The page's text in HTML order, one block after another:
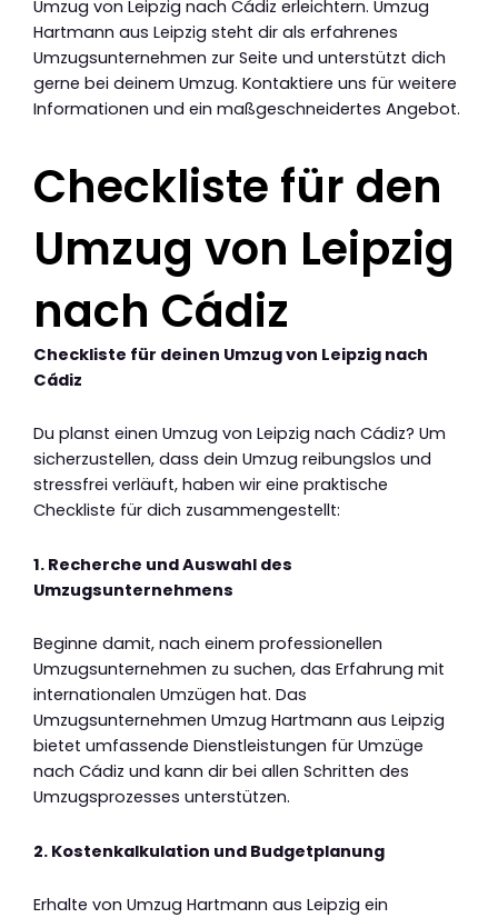
Umzug von Leipzig nach Cádiz erleichtern. Umzug
Hartmann aus Leipzig steht dir als erfahrenes
Umzugsunternehmen zur Seite und unterstützt dich
gerne bei deinem Umzug. Kontaktiere uns für weitere
Informationen und ein maßgeschneidertes Angebot.
Checkliste für den
Umzug von Leipzig
nach Cádiz
Checkliste für deinen Umzug von Leipzig nach
Cádiz
Du planst einen Umzug von Leipzig nach Cádiz? Um
sicherzustellen, dass dein Umzug reibungslos und
stressfrei verläuft, haben wir eine praktische
Checkliste für dich zusammengestellt:
1. Recherche und Auswahl des
Umzugsunternehmens
Beginne damit, nach einem professionellen
Umzugsunternehmen zu suchen, das Erfahrung mit
internationalen Umzügen hat. Das
Umzugsunternehmen Umzug Hartmann aus Leipzig
bietet umfassende Dienstleistungen für Umzüge
nach Cádiz und kann dir bei allen Schritten des
Umzugsprozesses unterstützen.
2. Kostenkalkulation und Budgetplanung
Erhalte von Umzug Hartmann aus Leipzig ein